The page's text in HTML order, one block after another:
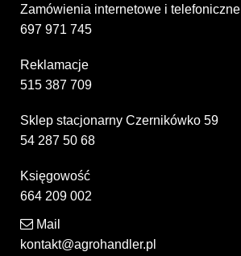
Zamówienia internetowe i telefoniczne
697 971 745
Reklamacje
515 387 709
Sklep stacjonarny Czernikówko 59
54 287 50 68
Księgowość
664 209 002
Mail
kontakt@agrohandler.pl